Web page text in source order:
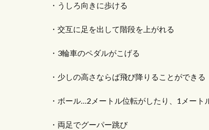
・うしろ向きに歩ける
・交互に足を出して階段を上がれる
・3輪車のペダルがこげる
・少しの高さならば飛び降りることができる
・ボール…2メートル位転がしたり、1メー
・両足でグーパー跳び